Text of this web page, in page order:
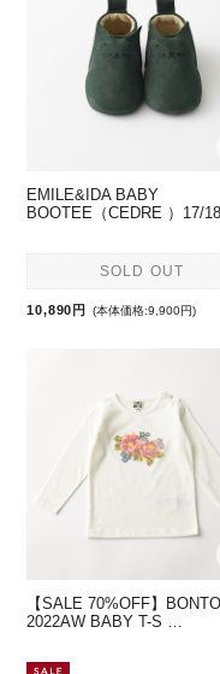
EMILE&IDA BABY
BOOTEE（CEDRE ）17/
SOLD OUT
10,890円 (本体価格:9,900円)
【SALE 70%OFF】
2022AW BABY T-S …